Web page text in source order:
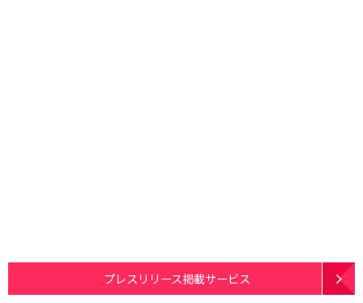
プレスリリース掲載サービス